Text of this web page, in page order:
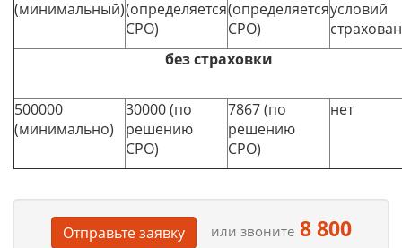
(минимальный)(определяется
СРО)
(определяется
СРО)
условий
без страховки
500000
(минимально)
30000 (по
решению
СРО)
7867 (по
решению
СРО)
нет
Отправьте заявку или звоните8 800